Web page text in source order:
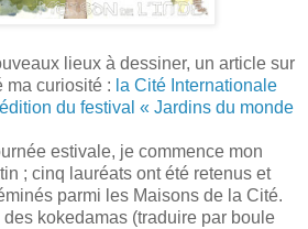
lieux à dessiner, un article sur
ma curiosité : la Cité Internationale
du festival « Jardins du monde
estivale, je commence mon
; cinq lauréats ont été retenus et
parmi les Maisons de la Cité.
kokedamas (traduire par boule